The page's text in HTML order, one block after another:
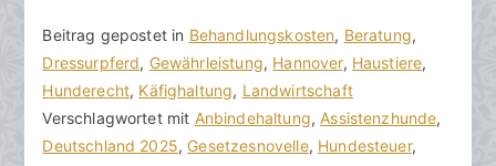
V
o
n
h
o
B
e
i
t
r
Beitrag gepostet in Behandlungskosten, Beratung,
Dressurpferd, Gewährleistung, Hannover, Haustiere,
Hunderecht, Käfighaltung, Landwirtschaft
Verschlagwortet mit Anbindehaltung, Assistenzhunde,
Deutschland 2025, Gesetzesnovelle, Hundesteuer,
K
e
i
n
e